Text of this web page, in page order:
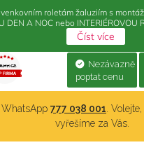
Nezávazně
poptat cenu
WhatsApp 777 038 001 .
vyřešíme za Vás.
roletám žaluziím s
DEN A NOC nebo INTERIÉROVOU
Číst více